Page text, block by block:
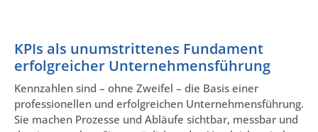
KPIs als unumstrittenes Fundament
erfolgreicher Unternehmensführung
Kennzahlen sind – ohne Zweifel – die Basis einer
professionellen und erfolgreichen Unternehmensführung.
Sie machen Prozesse und Abläufe sichtbar, messbar und